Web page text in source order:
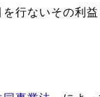
行ないその利